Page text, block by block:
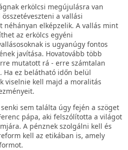
erkölcsi megújulásra van
a vallási
néhányan elképzelik. A vallás mint
az erkölcs egyéni
is ugyanúgy fontos
javítása. Hovatovább több
mutatott rá - erre számtalan
ez belátható időn belül
viselnie kell majd a moralitás
sem találta úgy fején a szöget
pápa, aki felszólította a világot
A pénznek szolgálni kell és
kell az etikában is, amely